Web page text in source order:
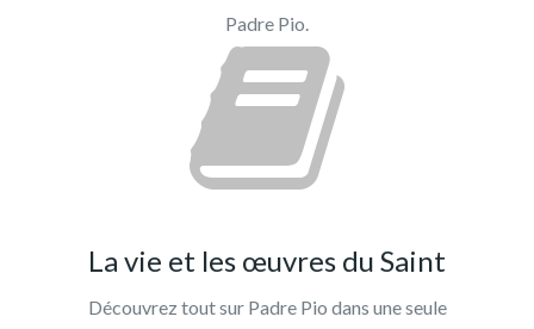
Padre Pio.
La vie et les œuvres du Saint
Découvrez tout sur Padre Pio dans une seule